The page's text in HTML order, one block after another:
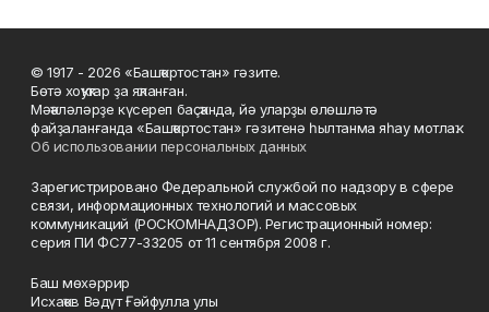
© 1917 - 2026 «Башҡортостан» гәзите.
Бөтә хоҡуҡтар ҙа яҡланған.
Мәҡәләләрҙе күсереп баҫҡанда, йә уларҙы өлөшләтә
файҙаланғанда «Башҡортостан» гәзитенә һылтанма яһау мотлаҡ.
Об использовании персональных данных
Зарегистрировано Федеральной службой по надзору в сфере
связи, информационных технологий и массовых
коммуникаций (РОСКОМНАДЗОР). Регистрационный номер:
серия ПИ ФС77-33205 от 11 сентября 2008 г.
Баш мөхәррир
Исхаҡов Вәдүт Ғәйфулла улы